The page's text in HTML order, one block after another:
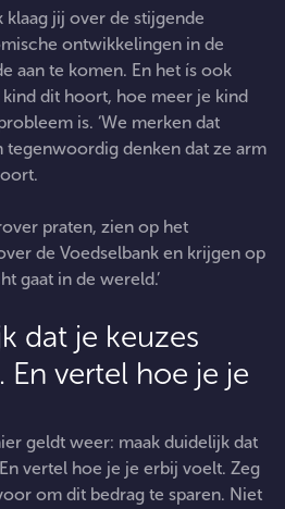
klaag jij over de stijgende
ontwikkelingen in de
aan te komen. En het ís ook
dit hoort, hoe meer je kind
is. ‘We merken dat
denken dat ze arm
praten, zien op het
de Voedselbank en krijgen op
gaat in de wereld.’
dat je keuzes
vertel hoe je je
geldt weer: maak duidelijk dat
vertel hoe je je erbij voelt. Zeg
om dit bedrag te sparen. Niet